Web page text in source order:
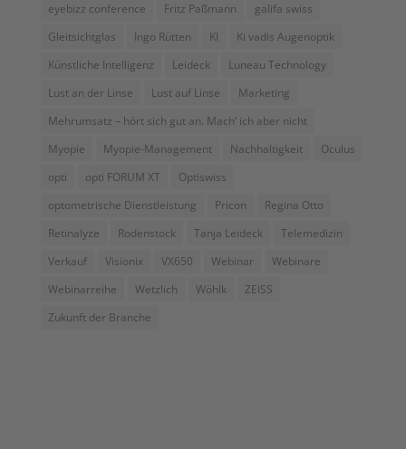
eyebizz conference
Fritz Paßmann
galifa swiss
Gleitsichtglas
Ingo Rütten KI
Ki vadis Augenoptik
Künstliche Intelligenz
Leideck
Luneau Technology
Lust an der Linse
Lust auf Linse
Marketing
Mehrumsatz – hört sich gut an. Mach’ ich aber nicht
Myopie
Myopie-Management Nachhaltigkeit
Oculus
opti
opti FORUM XT
Optiswiss
optometrische Dienstleistung
Pricon
Regina Otto
Retinalyze
Rodenstock Tanja Leideck
Telemedizin
Verkauf
Visionix VX650 Webinar
Webinare
Webinarreihe
Wetzlich Wöhlk
ZEISS
Zukunft der Branche